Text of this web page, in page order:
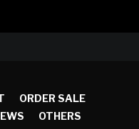
ORDER SALE
OTHERS